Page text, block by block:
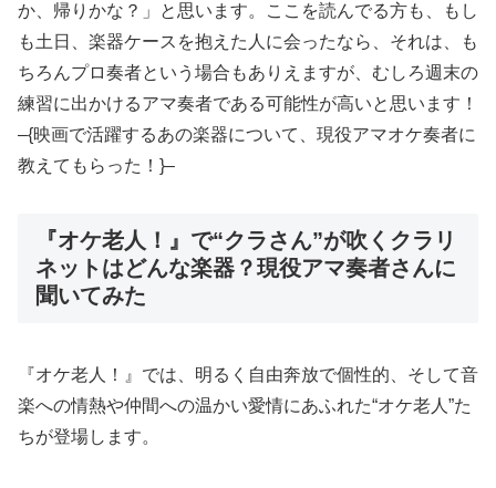
か、帰りかな？」と思います。ここを読んでる方も、もし
も土日、楽器ケースを抱えた人に会ったなら、それは、も
ちろんプロ奏者という場合もありえますが、むしろ週末の
練習に出かけるアマ奏者である可能性が高いと思います！
–{映画で活躍するあの楽器について、現役アマオケ奏者に
教えてもらった！}–
『オケ老人！』で“クラさん”が吹くクラリ
ネットはどんな楽器？現役アマ奏者さんに
聞いてみた
『オケ老人！』では、明るく自由奔放で個性的、そして音
楽への情熱や仲間への温かい愛情にあふれた“オケ老人”た
ちが登場します。